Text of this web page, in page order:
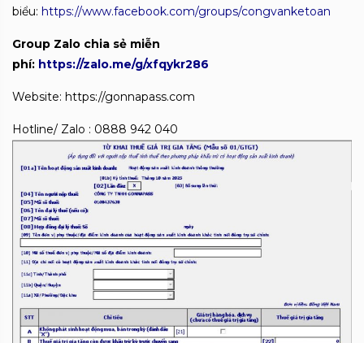
biểu: https://www.facebook.com/groups/congvanketoan
Group Zalo chia sẻ miễn
phí: https://zalo.me/g/xfqykr286
Website: https://gonnapass.com
Hotline/ Zalo : 0888 942 040